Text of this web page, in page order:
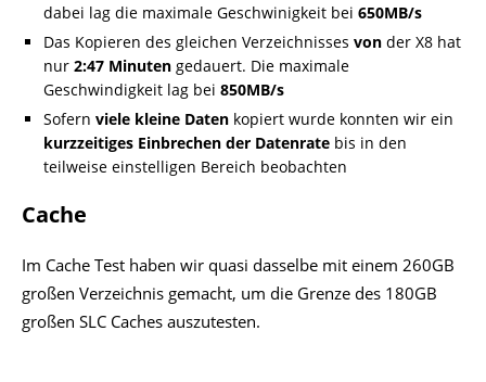
dabei lag die maximale Geschwinigkeit bei 650MB/s
Das Kopieren des gleichen Verzeichnisses von der X8 hat
nur 2:47 Minuten gedauert. Die maximale
Geschwindigkeit lag bei 850MB/s
Sofern viele kleine Daten kopiert wurde konnten wir ein
kurzzeitiges Einbrechen der Datenrate bis in den
teilweise einstelligen Bereich beobachten
Cache
Im Cache Test haben wir quasi dasselbe mit einem 260GB
großen Verzeichnis gemacht, um die Grenze des 180GB
großen SLC Caches auszutesten.